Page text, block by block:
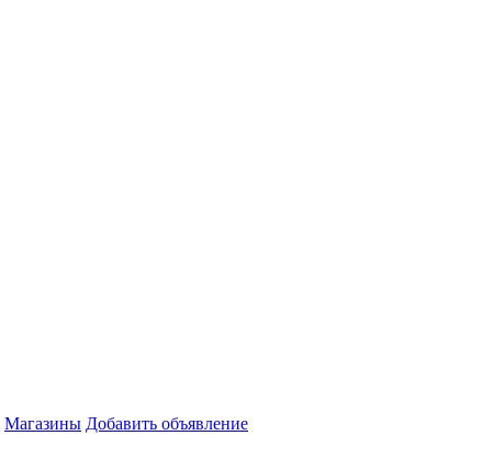
Магазины Добавить объявление